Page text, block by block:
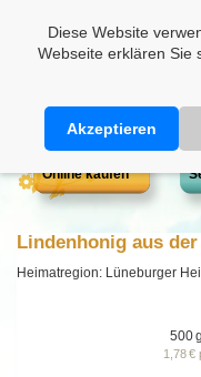
Diese Website
Webseite erklären Sie
Akzeptieren
Online kaufen
Lindenhonig aus der
Heimatregion: Lüneburger
500
1,78 €